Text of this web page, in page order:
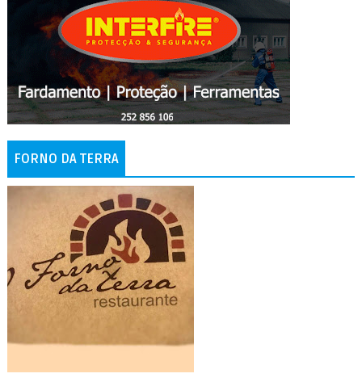
FORNO DA TERRA